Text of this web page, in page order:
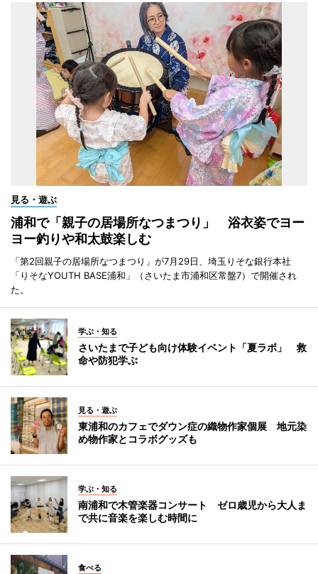
見る・遊ぶ
浦和で「親子の居場所なつまつり」 浴衣姿でヨー
ヨー釣りや和太鼓楽しむ
「第2回親子の居場所なつまつり」が7月29日、埼玉りそな銀行本社
「りそなYOUTH BASE浦和」（さいたま市浦和区常盤7）で開催され
た。
学ぶ・知る
さいたまで子ども向け体験イベント「夏ラボ」 救
命や防犯学ぶ
見る・遊ぶ
東浦和のカフェでダウン症の織物作家個展 地元染
め物作家とコラボグッズも
学ぶ・知る
南浦和で木管楽器コンサート ゼロ歳児から大人ま
で共に音楽を楽しむ時間に
食べる